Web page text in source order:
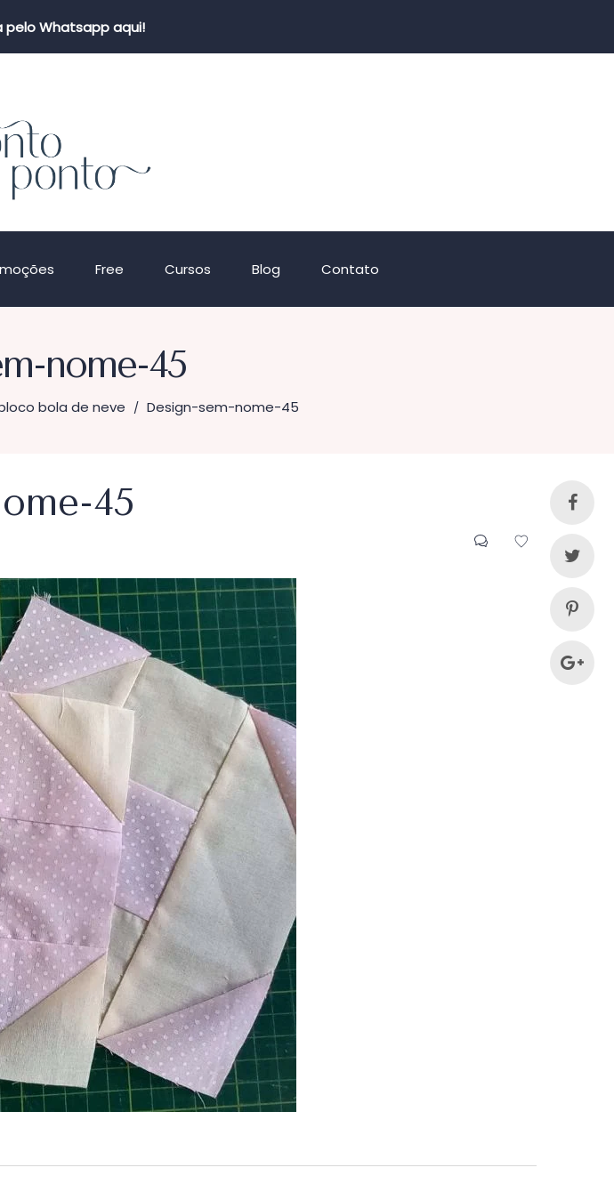
pelo Whatsapp aqui!
Free Cursos Blog Contato
nome-45
bola de neve / Design-sem-nome-45
45